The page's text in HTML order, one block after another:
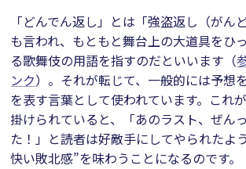
「どんでん返し」とは「強盗返し（がん
も言われ、もともと舞台上の大道具をひ
る歌舞伎の用語を指すのだといいます（
ンク）。それが転じて、一般的には予想
を表す言葉として使われています。これ
掛けられていると、「あのラスト、ぜん
た！」と読者は好敵手にしてやられたよ
快い敗北感”を味わうことになるのです。